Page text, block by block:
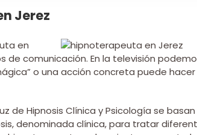
Jerez
en
comunicación. En la televisión
o una acción concreta puede
de Hipnosis Clínica y Psicología se
denominada clínica, para tratar